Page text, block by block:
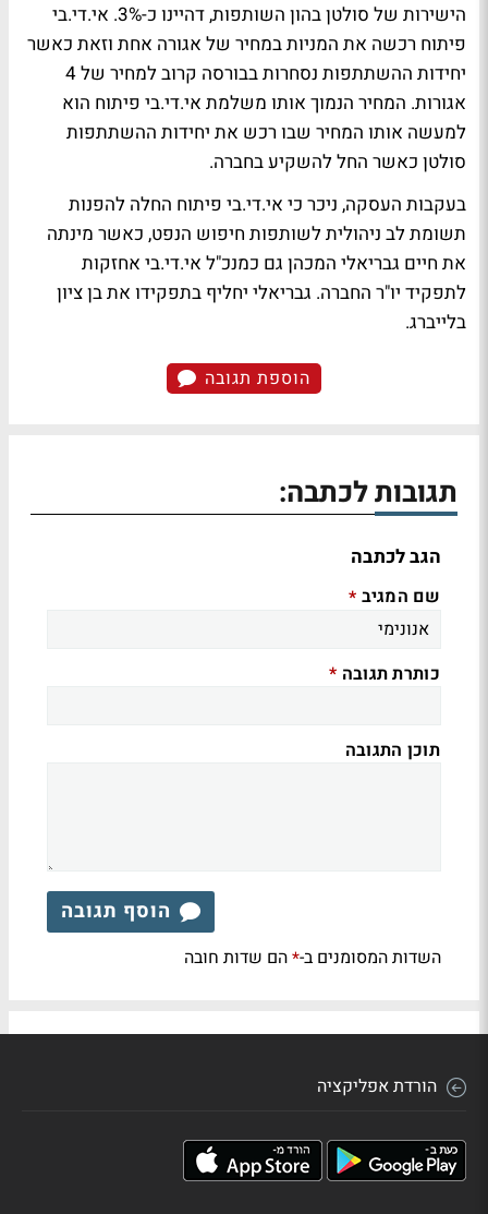
הישירות של סולטן בהון השותפות, דהיינו כ-3%. אי.די.בי
פיתוח רכשה את המניות במחיר של אגורה אחת וזאת כאשר
יחידות ההשתתפות נסחרות בבורסה קרוב למחיר של 4
אגורות. המחיר הנמוך אותו משלמת אי.די.בי פיתוח הוא
למעשה אותו המחיר שבו רכש את יחידות ההשתתפות
סולטן כאשר החל להשקיע בחברה.
בעקבות העסקה, ניכר כי אי.די.בי פיתוח החלה להפנות
תשומת לב ניהולית לשותפות חיפוש הנפט, כאשר מינתה
את חיים גבריאלי המכהן גם כמנכ"ל אי.די.בי אחזקות
לתפקיד יו"ר החברה. גבריאלי יחליף בתפקידו את בן ציון
בלייברג.
הוספת תגובה
תגובות לכתבה:
הגב לכתבה
שם המגיב *
כותרת תגובה *
תוכן התגובה
הוסף תגובה
השדות המסומנים ב-*הם שדות חובה
הורדת אפליקציה